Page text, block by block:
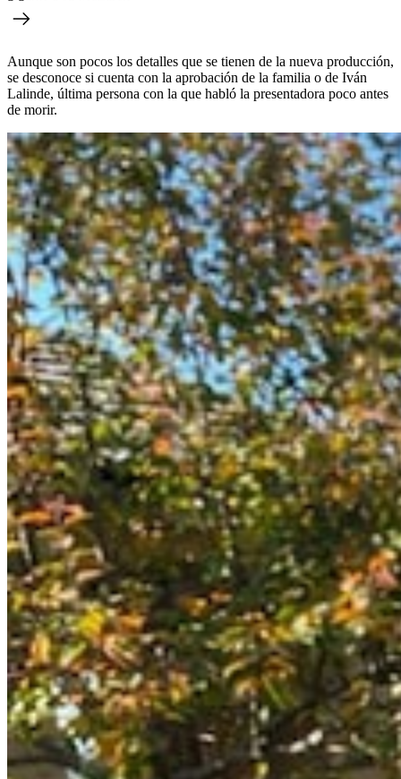
Aunque son pocos los detalles que se tienen de la nueva producción,
se desconoce si cuenta con la aprobación de la familia o de Iván
Lalinde, última persona con la que habló la presentadora poco antes
de morir.